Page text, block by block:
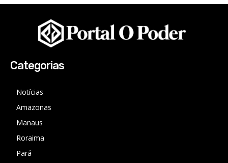
Categorias
Notícias
Amazonas
Manaus
Roraima
Pará